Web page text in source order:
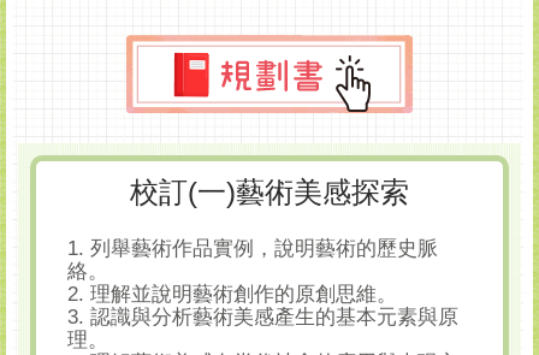
校訂(一)藝術美感探索
1. 列舉藝術作品實例，說明藝術的歷史脈
絡。
2. 理解並說明藝術創作的原創思維。
3. 認識與分析藝術美感產生的基本元素與原
理。